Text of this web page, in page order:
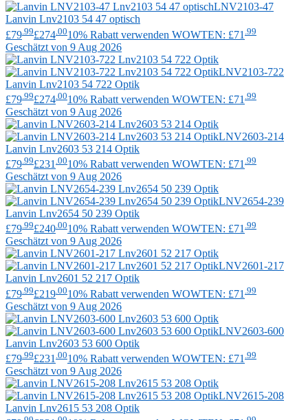
LNV2103-47
Lanvin Lnv2103 54 47 optisch
£79 .99£274 .0010% Rabatt verwenden WOWTEN: £71 .99
Geschätzt von 9 Aug 2026
LNV2103-722
Lanvin Lnv2103 54 722 Optik
£79 .99£274 .0010% Rabatt verwenden WOWTEN: £71 .99
Geschätzt von 9 Aug 2026
LNV2603-214
Lanvin Lnv2603 53 214 Optik
£79 .99£231 .0010% Rabatt verwenden WOWTEN: £71 .99
Geschätzt von 9 Aug 2026
LNV2654-239
Lanvin Lnv2654 50 239 Optik
£79.99£240.0010% Rabatt verwenden WOWTEN: £71.99
Geschätzt von 9 Aug 2026
LNV2601-217
Lanvin Lnv2601 52 217 Optik
£79 .99£219 .0010% Rabatt verwenden WOWTEN: £71 .99
Geschätzt von 9 Aug 2026
LNV2603-600
Lanvin Lnv2603 53 600 Optik
£79 .99£231 .0010% Rabatt verwenden WOWTEN: £71 .99
Geschätzt von 9 Aug 2026
LNV2615-208
Lanvin Lnv2615 53 208 Optik